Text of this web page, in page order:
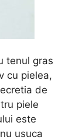
tenul gras
cu pielea,
de
piele
este
usuca